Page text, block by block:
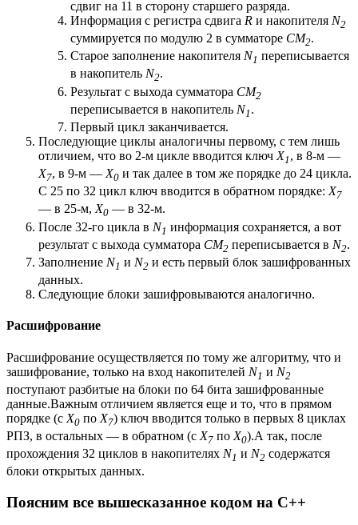
сдвиг на 11 в сторону старшего разряда.
Информация с регистра сдвига R и накопителя N2
суммируется по модулю 2 в сумматоре СМ2.
Старое заполнение накопителя N1 переписывается
в накопитель N2.
Результат с выхода сумматора СМ2
переписывается в накопитель N1 .
Первый цикл заканчивается.
Последующие циклы аналогичны первому, с тем лишь
отличием, что во 2-м цикле вводится ключ X1 , в 8-м —
X7, в 9-м — X0 и так далее в том же порядке до 24 цикла.
С 25 по 32 цикл ключ вводится в обратном порядке: X7
— в 25-м,X0 — в 32-м.
После 32-го цикла в N1 информация сохраняется, а вот
результат с выхода сумматора СМ2 переписывается в N2.
Заполнение N1 и N2 и есть первый блок зашифрованных
данных.
Следующие блоки зашифровываются аналогично.
Расшифрование
Расшифрование осуществляется по тому же алгоритму, что и
зашифрование, только на вход накопителей N1 и N2
поступают разбитые на блоки по 64 бита зашифрованные
данные.Важным отличием является еще и то, что в прямом
порядке (с X0 по X7) ключ вводится только в первых 8 циклах
РПЗ, в остальных — в обратном (с X7 по X0).А так, после
прохождения 32 циклов в накопителях N1 и N2 содержатся
блоки открытых данных.
Поясним все вышесказанное кодом на C++